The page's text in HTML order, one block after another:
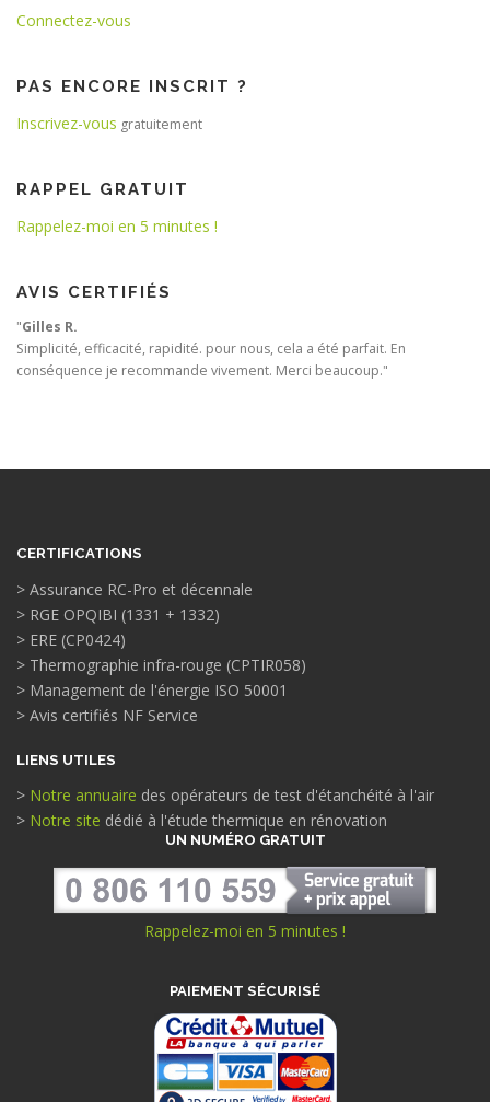
Connectez-vous
PAS ENCORE INSCRIT ?
Inscrivez-vous gratuitement
RAPPEL GRATUIT
Rappelez-moi en 5 minutes !
AVIS CERTIFIÉS
"Gilles R.
Simplicité, efficacité, rapidité. pour nous, cela a été parfait. En
conséquence je recommande vivement. Merci beaucoup."
CERTIFICATIONS
> Assurance RC-Pro et décennale
> RGE OPQIBI (1331 + 1332)
> ERE (CP0424)
> Thermographie infra-rouge (CPTIR058)
> Management de l'énergie ISO 50001
> Avis certifiés NF Service
LIENS UTILES
> Notre annuaire des opérateurs de test d'étanchéité à l'air
> Notre site dédié à l'étude thermique en rénovation
UN NUMÉRO GRATUIT
Rappelez-moi en 5 minutes !
PAIEMENT SÉCURISÉ